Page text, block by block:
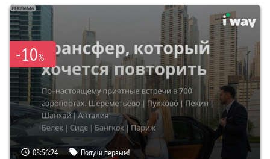
-10%
08:56:23 Получи первым!